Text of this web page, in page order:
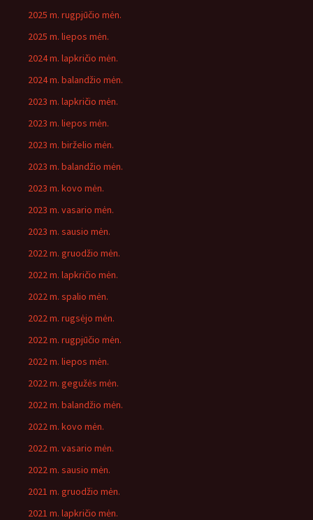
2025 m. rugpjūčio mėn.
2025 m. liepos mėn.
2024 m. lapkričio mėn.
2024 m. balandžio mėn.
2023 m. lapkričio mėn.
2023 m. liepos mėn.
2023 m. birželio mėn.
2023 m. balandžio mėn.
2023 m. kovo mėn.
2023 m. vasario mėn.
2023 m. sausio mėn.
2022 m. gruodžio mėn.
2022 m. lapkričio mėn.
2022 m. spalio mėn.
2022 m. rugsėjo mėn.
2022 m. rugpjūčio mėn.
2022 m. liepos mėn.
2022 m. gegužės mėn.
2022 m. balandžio mėn.
2022 m. kovo mėn.
2022 m. vasario mėn.
2022 m. sausio mėn.
2021 m. gruodžio mėn.
2021 m. lapkričio mėn.